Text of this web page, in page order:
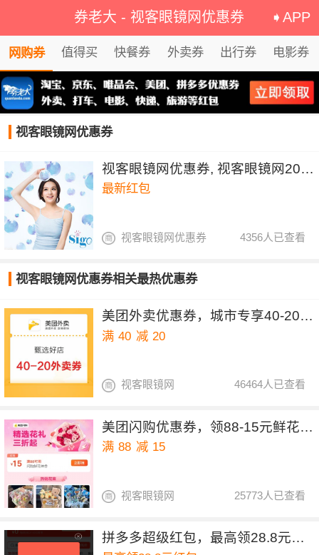
券老大 - 视客眼镜网优惠券 ➧APP
网购券 值得买 快餐券 外卖券 出行券 电影券
视客眼镜网优惠券
视客眼镜网优惠券, 视客眼镜网2018年红包
最新红包
4356人已查看
视客眼镜网优惠券
视客眼镜网优惠券相关最热优惠券
美团外卖优惠券，城市专享40-20&30-15元红包
满 40 减 20
46464人已查看
视客眼镜网
美团闪购优惠券，领88-15元鲜花优惠券
满 88 减 15
25773人已查看
视客眼镜网
拼多多超级红包，最高领28.8元红包